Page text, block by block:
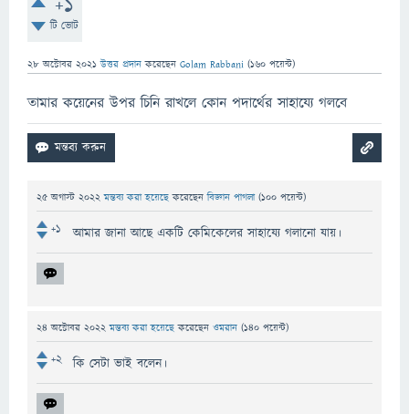
টি ভোট
28 অক্টোবর 2021 উত্তর প্রদান করেছেন Golam Rabbani (160 পয়েন্ট)
তামার কয়েনের উপর চিনি রাখলে কোন পদার্থের সাহায্যে গলবে
25 অগাস্ট 2022 মন্তব্য করা হয়েছেকরেছেনবিজ্ঞান পাগলা (100 পয়েন্ট)
+1 আমার জানা আছে একটি কেমিকেলের সাহায্যে গলানো যায়।
24 অক্টোবর 2022 মন্তব্য করা হয়েছেকরেছেন ওমরান (140 পয়েন্ট)
+2 কি সেটা ভাই বলেন।